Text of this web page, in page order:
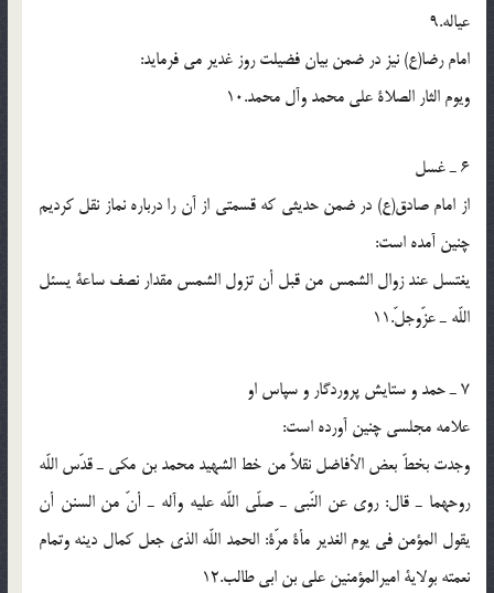
عیاله.9
امام رضا(ع) نیز در ضمن بیان فضیلت روز غدیر می فرماید:
ویوم الثار الصلاة علی محمد وآل محمد.10
6 ـ غسل
از امام صادق(ع) در ضمن حدیثی که قسمتی از آن را درباره نماز نقل کردیم
چنین آمده است:
یغتسل عند زوال الشمس من قبل أن تزول الشمس مقدار نصف ساعة یسئل
اللّه ـ عزّوجلّ.11
7 ـ حمد و ستایش پروردگار و سپاس او
علامه مجلسی چنین آورده است:
وجدت بخطّ بعض الأفاضل نقلاً من خط الشهید محمد بن مکی ـ قدّس اللّه
روحهما ـ قال: روی عن النّبی ـ صلّی اللّه علیه وآله ـ أنّ من السنن أن
یقول المؤمن فی یوم الغدیر مأة مرّة: الحمد اللّه الذی جعل کمال دینه وتمام
نعمته بولایة امیرالمؤمنین علی بن ابی طالب.12